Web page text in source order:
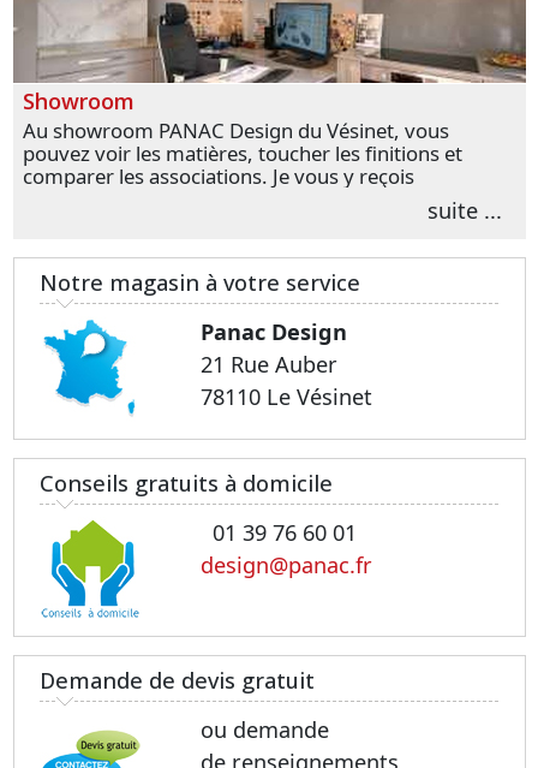
Showroom
Au showroom PANAC Design du Vésinet, vous
pouvez voir les matières, toucher les finitions et
comparer les associations. Je vous y reçois
personnellement pour parler de votre projet et
transformer vos premières idées en choix plussuite ...
Notre magasin à votre service
Panac Design
21 Rue Auber
78110 Le Vésinet
Conseils gratuits à domicile
01 39 76 60 01
design@panac.fr
Demande de devis gratuit
ou demande
de renseignements